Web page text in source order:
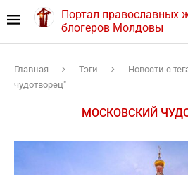
Портал православных
блогеров Молдовы
Главная Тэги
Новости с
чудотворец"
МОСКОВСКИЙ